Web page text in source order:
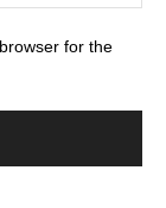
for the